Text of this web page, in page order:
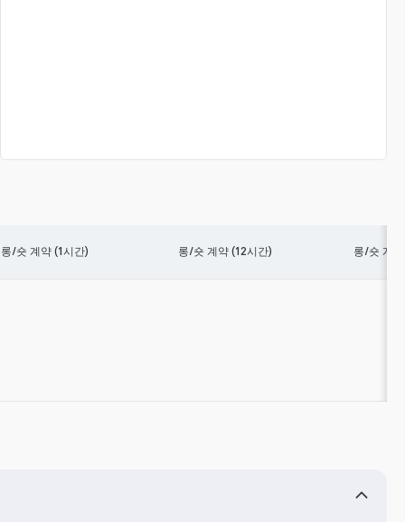
롱/숏 계약 (1시간) 롱/숏 계약 (12시간) 롱/숏 계